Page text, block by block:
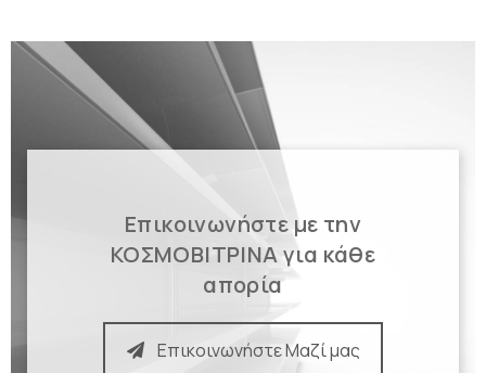
Επικοινωνήστε με την
ΚΟΣΜΟΒΙΤΡΙΝΑ για κάθε
απορία
Επικοινωνήστε Μαζί μας